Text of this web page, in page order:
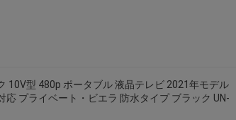
10V型 480p ポータブル 液晶テレビ 2021年モデル
応 プライベート・ビエラ 防水タイプ ブラック UN-